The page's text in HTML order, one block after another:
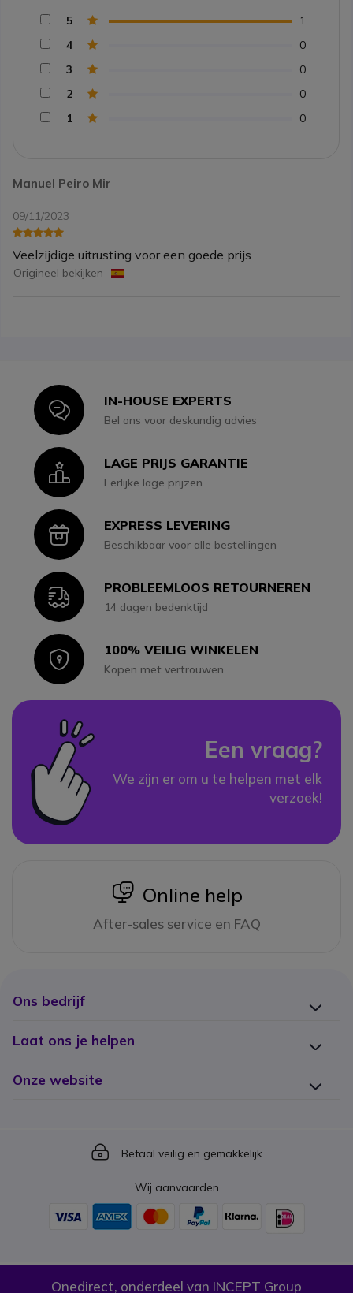
Manuel Peiro Mir
09/11/2023
Veelzijdige uitrusting voor een goede prijs
Origineel bekijken
5
1
4
0
3
0
2
0
1
0
IconIN-HOUSE EXPERTS
Bel ons voor deskundig advies
IconLAGE PRIJS GARANTIE
Eerlijke lage prijzen
IconEXPRESS LEVERING
Beschikbaar voor alle bestellingen
IconPROBLEEMLOOS RETOURNEREN
14 dagen bedenktijd
Icon100% VEILIG WINKELEN
Kopen met vertrouwen
Een vraag?
We zijn er om u te helpen met elk
verzoek!
icon
Online help
After-sales service en FAQ
Ons bedrijf
Laat ons je helpen
Onze website
Icon
Betaal veilig en gemakkelijk
Wij aanvaarden
Onedirect, onderdeel van INCEPT Group